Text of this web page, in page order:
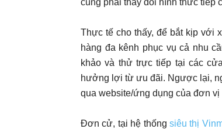
cũng phải thay đổi hình thức tiếp
Thực tế cho thấy, để bắt kịp với
hàng đa kênh phục vụ cả nhu
khảo và thử trực tiếp tại các
hưởng lợi từ ưu đãi. Ngược lại,
qua website/ứng dụng của đơn
Đơn cử, tại hệ thống siêu thị